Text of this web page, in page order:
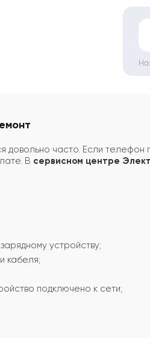
довольно часто. Если телефон
В сервисном центре
устройству;
кабеля;
подключено к сети;